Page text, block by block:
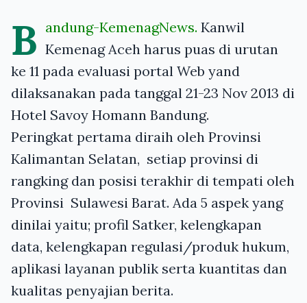
B andung-KemenagNews. Kanwil
Kemenag Aceh harus puas di urutan
ke 11 pada evaluasi portal Web yand
dilaksanakan pada tanggal 21-23 Nov 2013 di
Hotel Savoy Homann Bandung.
Peringkat pertama diraih oleh Provinsi
Kalimantan Selatan, setiap provinsi di
rangking dan posisi terakhir di tempati oleh
Provinsi Sulawesi Barat. Ada 5 aspek yang
dinilai yaitu; profil Satker, kelengkapan
data, kelengkapan regulasi/produk hukum,
aplikasi layanan publik serta kuantitas dan
kualitas penyajian berita.